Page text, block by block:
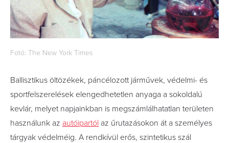
Fotó: The New York Times
Ballisztikus öltözékek, páncélozott járművek, védelmi- és
sportfelszerelések elengedhetetlen anyaga a sokoldalú
kevlár, melyet napjainkban is megszámlálhatatlan területen
használunk az autóipartól az űrutazásokon át a személyes
tárgyak védelméig. A rendkívül erős, szintetikus szál